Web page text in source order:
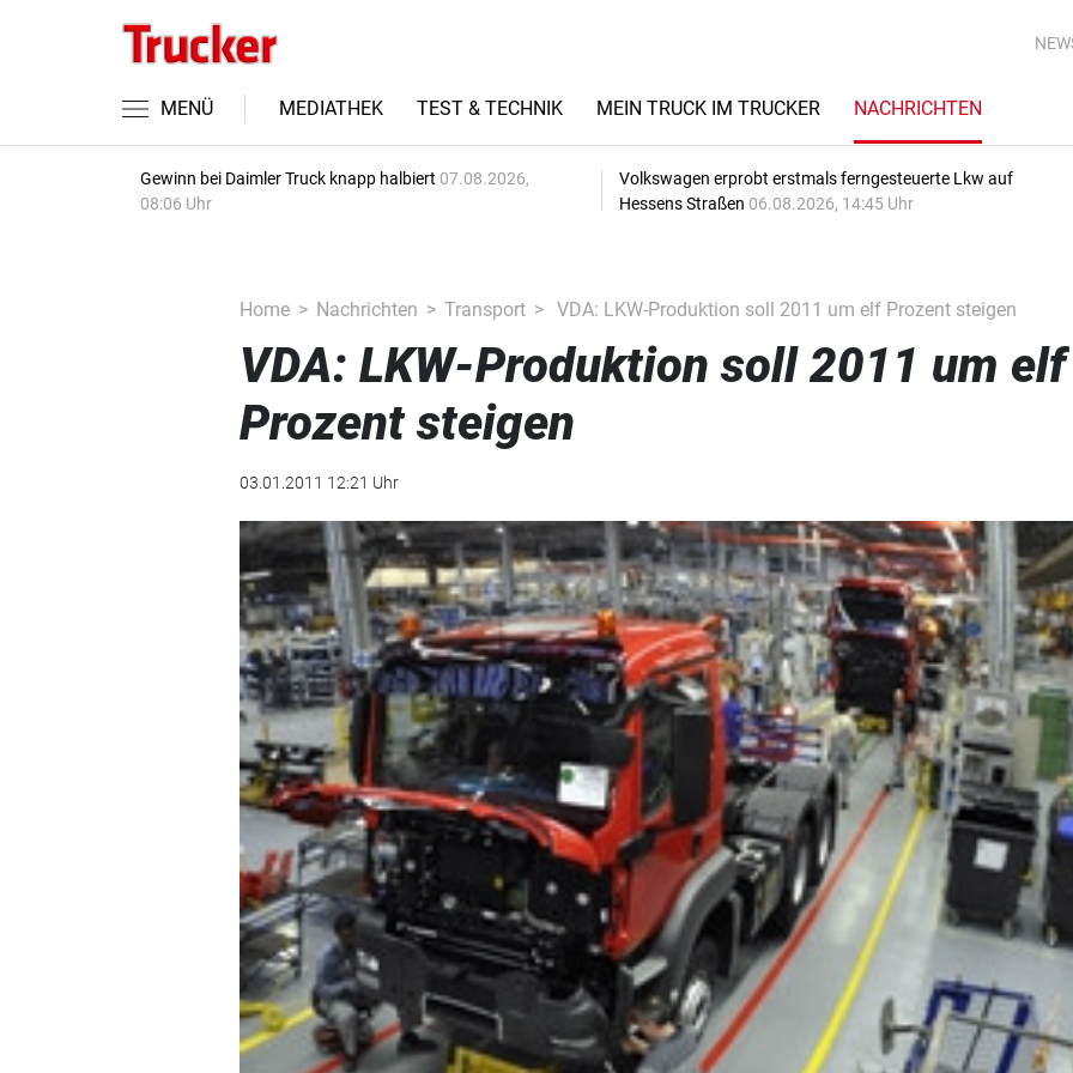
MENÜ MEDIATHEK TEST & TECHNIK MEIN TRUCK IM TRUCKER NACHRICHTEN
Gewinn bei Daimler Truck knapp halbiert 07.08.2026,
08:06 Uhr
Volkswagen erprobt erstmals ferngesteuerte Lkw auf
Hessens Straßen 06.08.2026, 14:45 Uhr
Home Nachrichten Transport VDA: LKW-Produktion soll 2011 um elf Prozent steigen
VDA: LKW-Produktion soll 2011 um elf
Prozent steigen
03.01.2011 12:21 Uhr